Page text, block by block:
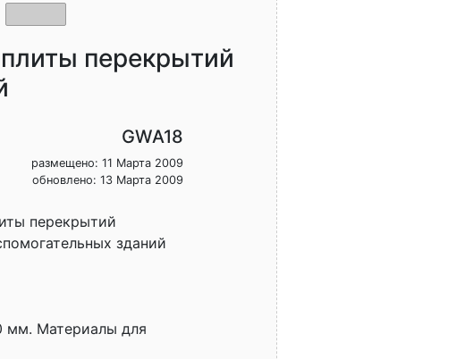
перекрытий
GWA18
размещено: 11 Марта 2009
обновлено: 13 Марта 2009
перекрытий
зданий
мм. Материалы для